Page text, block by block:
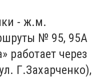
- ж.м.
№ 95, 95А
работает через
Г.Захарченко),